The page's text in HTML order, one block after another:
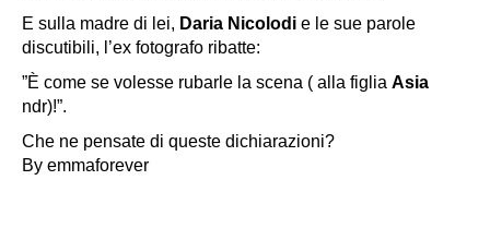
E sulla madre di lei, Daria Nicolodi e le sue parole
discutibili, l’ex fotografo ribatte:
”È come se volesse rubarle la scena ( alla figlia Asia
ndr)!”.
Che ne pensate di queste dichiarazioni?
By emmaforever